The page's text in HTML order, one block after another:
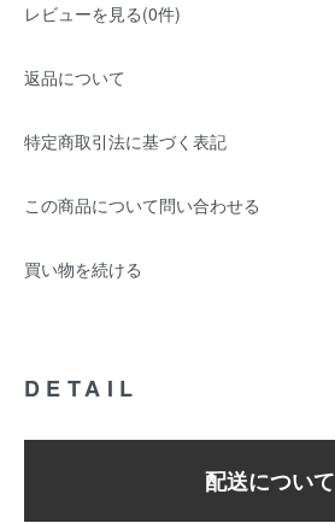
レビューを見る(0件)
返品について
特定商取引法に基づく表記
この商品について問い合わせる
買い物を続ける
DETAIL
配送について